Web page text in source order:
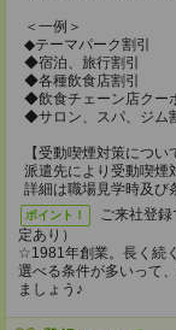
＜一例＞
◆テーマパーク割引
◆宿泊、旅行割引
◆各種飲食店割引
◆飲食チェーン店クー
◆サロン、スパ、ジム
【受動喫煙対策につい
派遣先により受動喫煙
詳細は職場見学時及び
ポイント！
ご来社登
定あり）
☆1981年創業。長く続
選べる条件が多いって
ましょう♪